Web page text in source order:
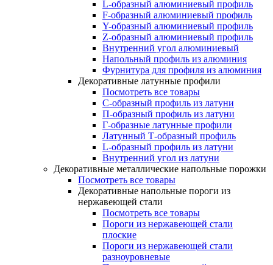
L-образный алюминиевый профиль
F-образный алюминиевый профиль
Y-образный алюминиевый профиль
Z-образный алюминиевый профиль
Внутренний угол алюминиевый
Напольный профиль из алюминия
Фурнитура для профиля из алюминия
Декоративные латунные профили
Посмотреть все товары
C-образный профиль из латуни
П-образный профиль из латуни
Г-образные латунные профили
Латунный Т-образный профиль
L-образный профиль из латуни
Внутренний угол из латуни
Декоративные металлические напольные порожки
Посмотреть все товары
Декоративные напольные пороги из
нержавеющей стали
Посмотреть все товары
Пороги из нержавеющей стали
плоские
Пороги из нержавеющей стали
разноуровневые